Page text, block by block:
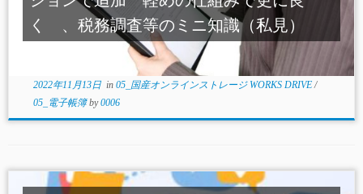
く 、税務調査等のミニ知識（私見）
2022年11月13日in 05_国産オンラインストレージ WORKS DRIVE/
05_電子帳簿by0006